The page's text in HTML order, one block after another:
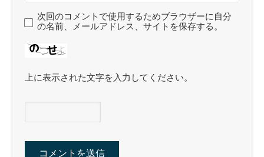
次回のコメントで使用するためブラウザーに自分
の名前、メールアドレス、サイトを保存する。
上に表示された文字を入力してください。